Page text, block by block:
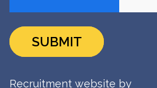
SUBMIT
Recruitment website by